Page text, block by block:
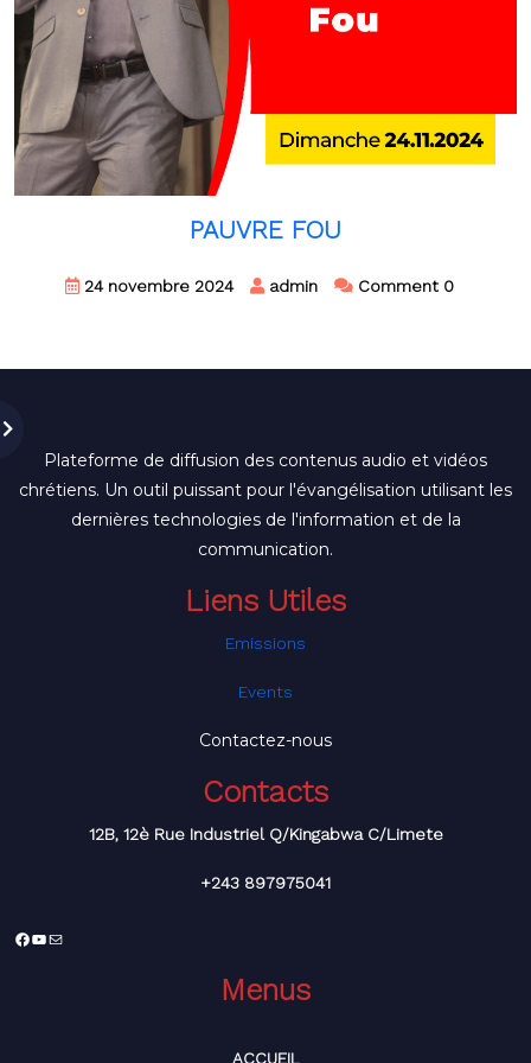
PAUVRE FOU
24 novembre 2024 admin Comment 0
Plateforme de diffusion des contenus audio et vidéos
chrétiens. Un outil puissant pour l'évangélisation utilisant les
dernières technologies de l'information et de la
communication.
Liens Utiles
Emissions
Events
Contactez-nous
Contacts
12B, 12è Rue Industriel Q/Kingabwa C/Limete
+243 897975041
Facebook
YouTube
E-
Menus
ACCUEIL